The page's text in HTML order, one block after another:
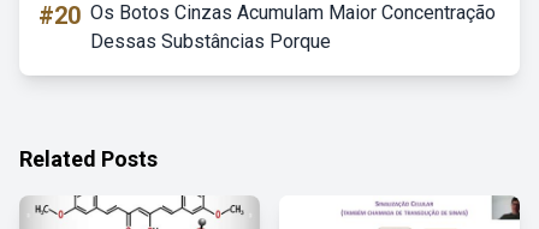
#20 Os Botos Cinzas Acumulam Maior Concentração
Dessas Substâncias Porque
Related Posts